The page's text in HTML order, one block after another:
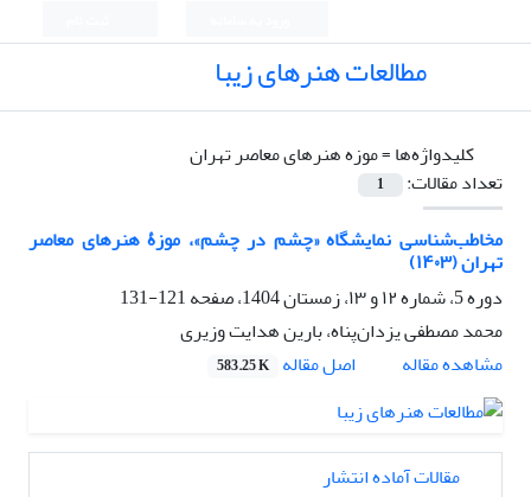
مطالعات هنرهای زیبا
کلیدواژه‌ها =موزه هنرهای معاصر تهران
تعداد مقالات:
1
مخاطب‌شناسی نمایشگاه «چشم در چشم»، موزۀ هنرهای معاصر
تهران (۱۴۰۳)
دوره 5، شماره ۱۲ و ۱۳، زمستان 1404، صفحه
121-131
محمد مصطفی یزدان‌پناه، بارین هدایت وزیری
مشاهده مقاله
اصل مقاله 583.25 K
مقالات آماده انتشار